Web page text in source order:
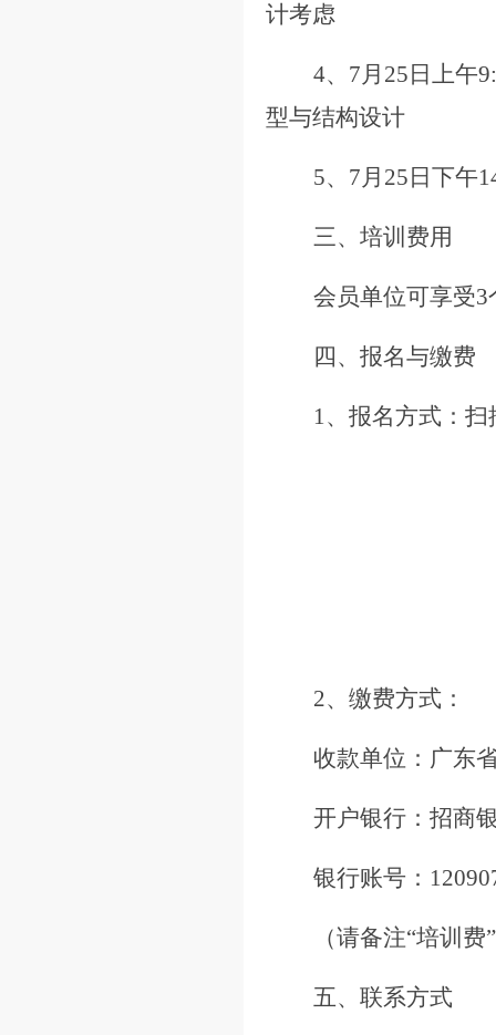
计考虑
4、7月25日上午
型与结构设计
5、7月25日下午
三、培训费用
会员单位可享受3
四、报名与缴费
1、报名方式：
2、缴费方式：
收款单位：广东
开户银行：招商
银行账号：
（请备注“培训费
五、联系方式